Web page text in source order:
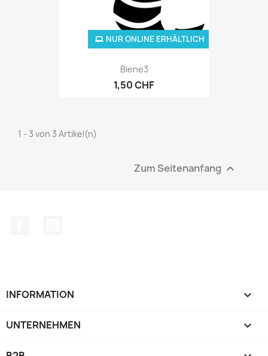
Biene3
1,50 CHF
NUR ONLINE ERHÄLTLICH
1 - 3 von 3 Artikel(n)
Zum Seitenanfang 
INFORMATION 
UNTERNEHMEN 